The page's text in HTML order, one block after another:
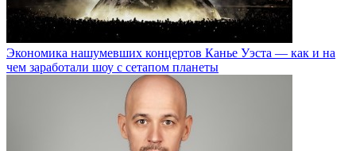
Экономика нашумевших концертов Канье Уэста — как и на
чем заработали шоу с сетапом планеты